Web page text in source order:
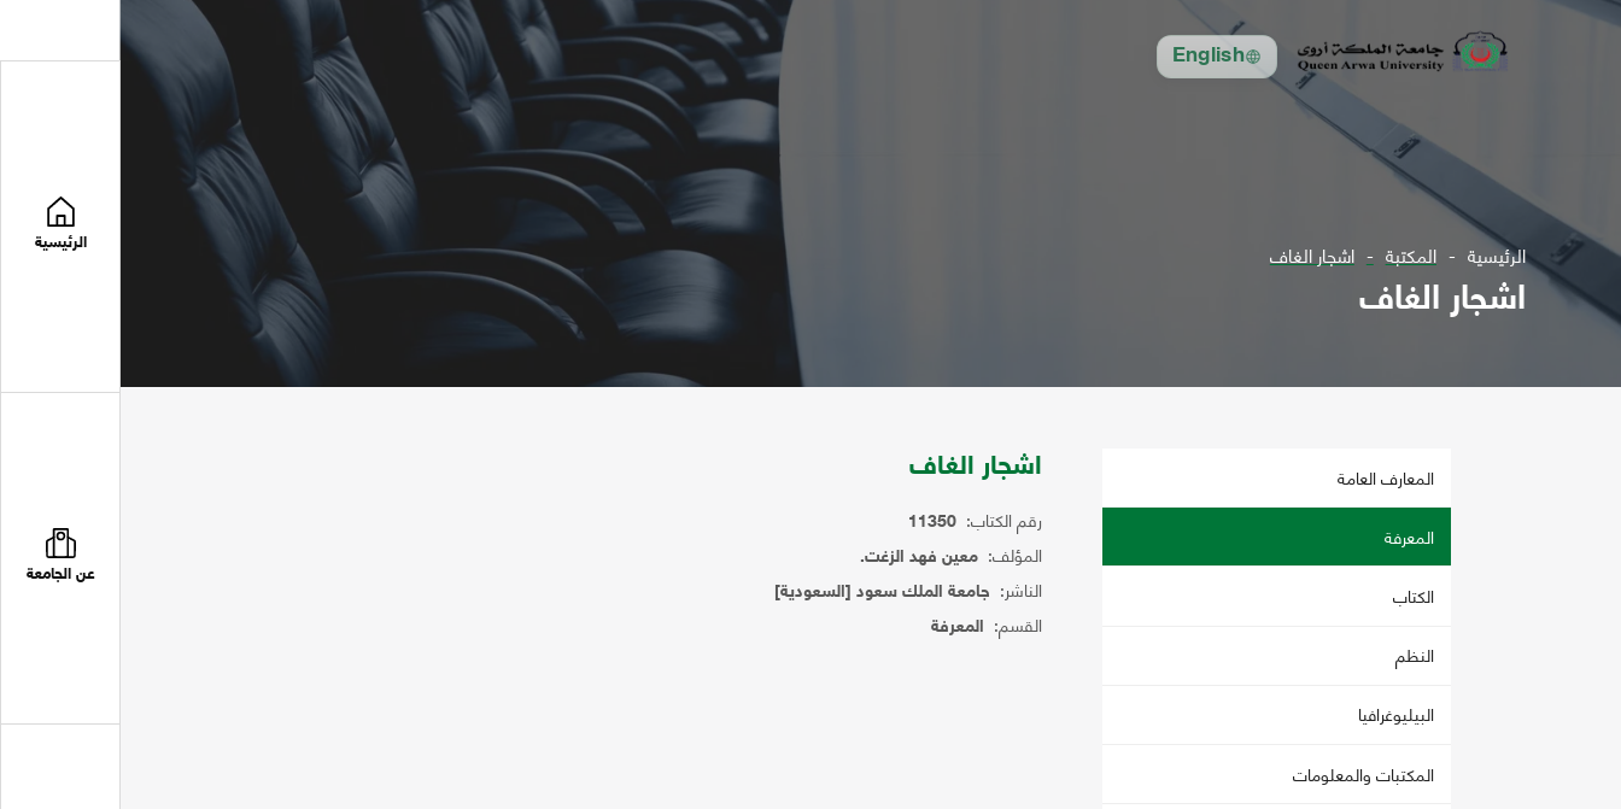
English
الرئيسية
عن الجامعة
الرئيسية المكتبة اشجار الغاف
اشجار الغاف
المعارف العامة
المعرفة
الكتاب
النظم
البيليوغرافيا
المكتبات والمعلومات
اشجار الغاف
رقم الكتاب: 11350
المؤلف: معين فهد الزغت.
الناشر: جامعة الملك سعود [السعودية]
القسم: المعرفة